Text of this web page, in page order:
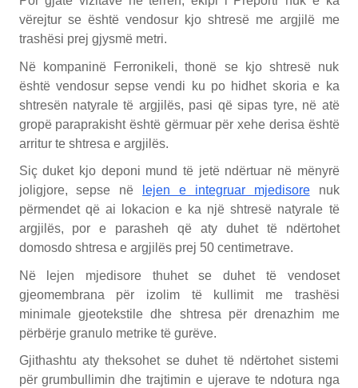
vërejtur se është vendosur kjo shtresë me argjilë me
trashësi prej gjysmë metri.
Në kompaninë Ferronikeli, thonë se kjo shtresë nuk
është vendosur sepse vendi ku po hidhet skoria e ka
shtresën natyrale të argjilës, pasi që sipas tyre, në atë
gropë paraprakisht është gërmuar për xehe derisa është
arritur te shtresa e argjilës.
Siç duket kjo deponi mund të jetë ndërtuar në mënyrë
joligjore, sepse në
lejen e integruar mjedisorenuk
përmendet që ai lokacion e ka një shtresë natyrale të
argjilës, por e parasheh që aty duhet të ndërtohet
domosdo shtresa e argjilës prej 50 centimetrave.
Në lejen mjedisore thuhet se duhet të vendoset
gjeomembrana për izolim të kullimit me trashësi
minimale gjeotekstile dhe shtresa për drenazhim me
përbërje granulo metrike të gurëve.
Gjithashtu aty theksohet se duhet të ndërtohet sistemi
për grumbullimin dhe trajtimin e ujerave te ndotura nga